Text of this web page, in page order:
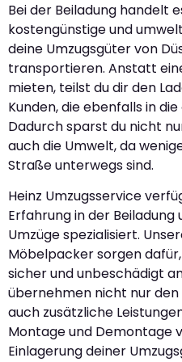
Bei der Beiladung handelt
kostengünstige und
deine Umzugsgüter von
transportieren. Anstatt
mieten, teilst du dir den
Kunden, die ebenfalls in
Dadurch sparst du nicht
auch die Umwelt, da
Straße unterwegs sind.
Heinz Umzugsservice
Erfahrung in der
Umzüge spezialisiert.
Möbelpacker sorgen
sicher und unbeschädigt
übernehmen nicht nur
auch zusätzliche
Montage und Demontage
Einlagerung deiner